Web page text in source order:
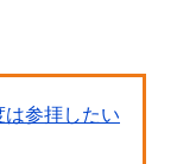
参拝したい